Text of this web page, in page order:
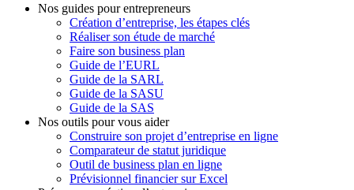
Nos guides pour entrepreneurs
Création d’entreprise, les étapes clés
Réaliser son étude de marché
Faire son business plan
Guide de l’EURL
Guide de la SARL
Guide de la SASU
Guide de la SAS
Nos outils pour vous aider
Construire son projet d’entreprise en ligne
Comparateur de statut juridique
Outil de business plan en ligne
Prévisionnel financier sur Excel